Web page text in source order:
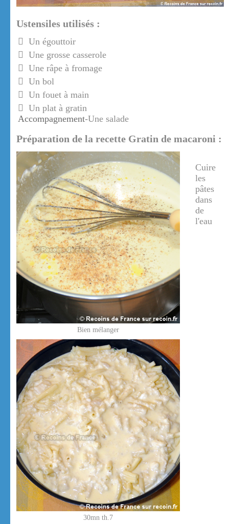
Ustensiles utilisés :
Un égouttoir
Une grosse casserole
Une râpe à fromage
Un bol
Un fouet à main
Un plat à gratin
Accompagnement-Une salade
Préparation de la recette Gratin de macaroni :
Bien mélanger
30mn th.7
Cuire
les
pâtes
dans
de
l'eau